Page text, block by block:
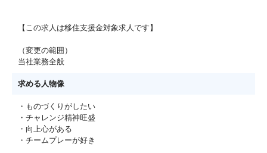
【この求人は移住支援金対象求人です】
（変更の範囲）
当社業務全般
求める人物像
・ものづくりがしたい
・チャレンジ精神旺盛
・向上心がある
・チームプレーが好き